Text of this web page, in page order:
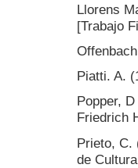
Llorens
[Trabajo
Piatti. A.
Popper,
Friedrich
Prieto, C.
de